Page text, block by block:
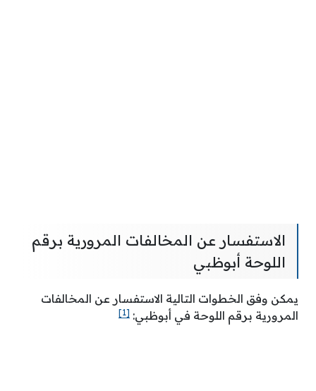
الاستفسار عن المخالفات المرورية برقم
اللوحة أبوظبي
يمكن وفق الخطوات التالية الاستفسار عن المخالفات
المرورية برقم اللوحة في أبوظبي: [1]